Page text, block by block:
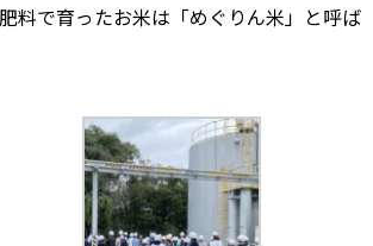
料で育ったお米は「めぐりん米」と呼ば